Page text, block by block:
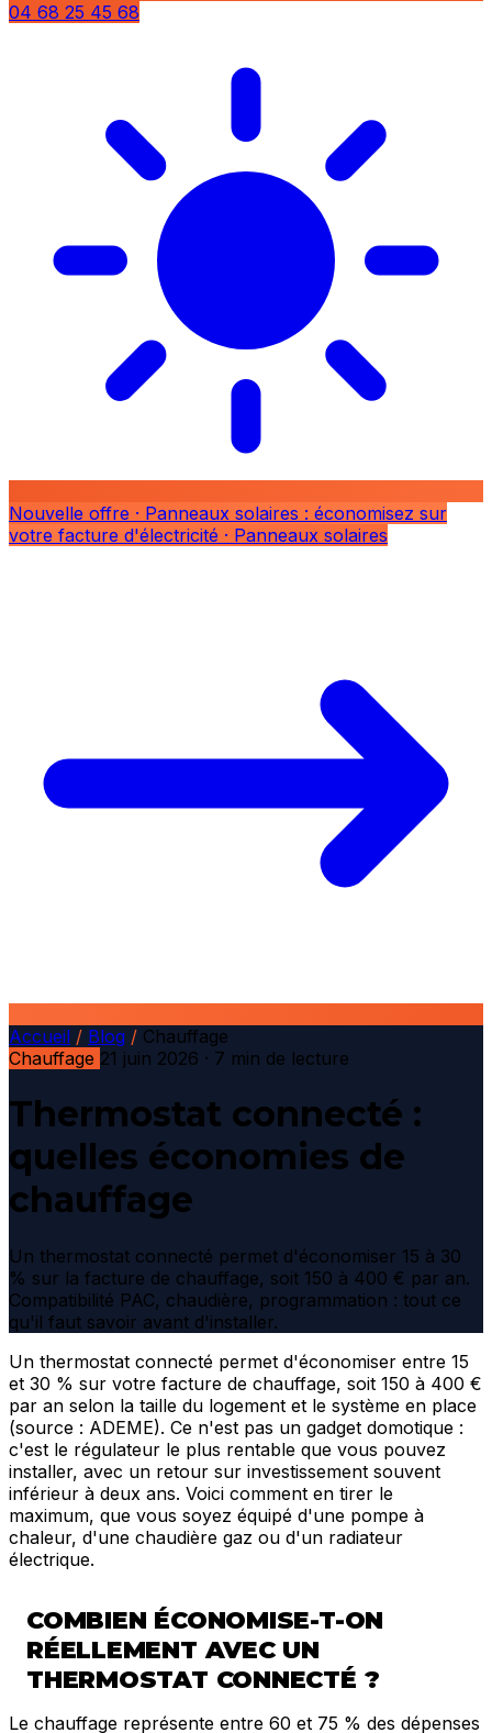
04 68 25 45 68
Nouvelle offre · Panneaux solaires : économisez sur
votre facture d'électricité · Panneaux solaires
Accueil / Blog / Chauffage
Chauffage 21 juin 2026 · 7 min de lecture
Thermostat connecté :
quelles économies de
chauffage
Un thermostat connecté permet d'économiser 15 à 30
% sur la facture de chauffage, soit 150 à 400 € par an.
Compatibilité PAC, chaudière, programmation : tout ce
qu'il faut savoir avant d'installer.
Un thermostat connecté permet d'économiser entre 15
et 30 % sur votre facture de chauffage, soit 150 à 400 €
par an selon la taille du logement et le système en place
(source : ADEME). Ce n'est pas un gadget domotique :
c'est le régulateur le plus rentable que vous pouvez
installer, avec un retour sur investissement souvent
inférieur à deux ans. Voici comment en tirer le
maximum, que vous soyez équipé d'une pompe à
chaleur, d'une chaudière gaz ou d'un radiateur
électrique.
COMBIEN ÉCONOMISE-T-ON
RÉELLEMENT AVEC UN
THERMOSTAT CONNECTÉ ?
Le chauffage représente entre 60 et 75 % des dépenses